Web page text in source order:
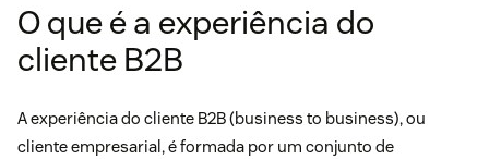
O que é a experiência do
cliente B2B
A experiência do cliente B2B (business to business), ou
cliente empresarial, é formada por um conjunto de